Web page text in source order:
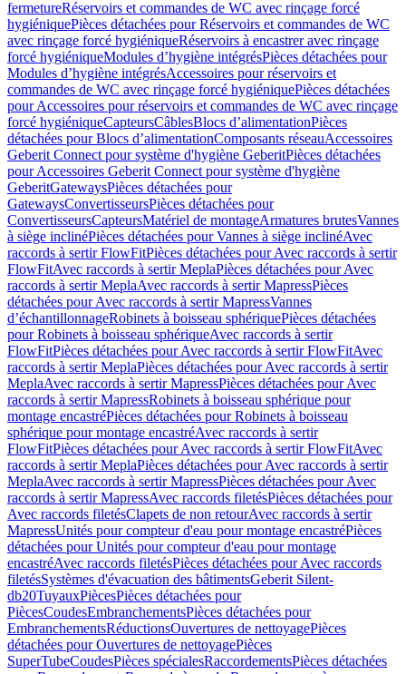
fermetureRéservoirs et commandes de WC avec rinçage forcé
hygiéniquePièces détachées pour Réservoirs et commandes de WC
avec rinçage forcé hygiéniqueRéservoirs à encastrer avec rinçage
forcé hygiéniqueModules d’hygiène intégrésPièces détachées pour
Modules d’hygiène intégrésAccessoires pour réservoirs et
commandes de WC avec rinçage forcé hygiéniquePièces détachées
pour Accessoires pour réservoirs et commandes de WC avec rinçage
forcé hygiéniqueCapteursCâblesBlocs d’alimentationPièces
détachées pour Blocs d’alimentationComposants réseauAccessoires
Geberit Connect pour système d'hygiène GeberitPièces détachées
pour Accessoires Geberit Connect pour système d'hygiène
GeberitGatewaysPièces détachées pour
GatewaysConvertisseursPièces détachées pour
ConvertisseursCapteursMatériel de montageArmatures brutesVannes
à siège inclinéPièces détachées pour Vannes à siège inclinéAvec
raccords à sertir FlowFitPièces détachées pour Avec raccords à sertir
FlowFitAvec raccords à sertir MeplaPièces détachées pour Avec
raccords à sertir MeplaAvec raccords à sertir MapressPièces
détachées pour Avec raccords à sertir MapressVannes
d’échantillonnageRobinets à boisseau sphériquePièces détachées
pour Robinets à boisseau sphériqueAvec raccords à sertir
FlowFitPièces détachées pour Avec raccords à sertir FlowFitAvec
raccords à sertir MeplaPièces détachées pour Avec raccords à sertir
MeplaAvec raccords à sertir MapressPièces détachées pour Avec
raccords à sertir MapressRobinets à boisseau sphérique pour
montage encastréPièces détachées pour Robinets à boisseau
sphérique pour montage encastréAvec raccords à sertir
FlowFitPièces détachées pour Avec raccords à sertir FlowFitAvec
raccords à sertir MeplaPièces détachées pour Avec raccords à sertir
MeplaAvec raccords à sertir MapressPièces détachées pour Avec
raccords à sertir MapressAvec raccords filetésPièces détachées pour
Avec raccords filetésClapets de non retourAvec raccords à sertir
MapressUnités pour compteur d'eau pour montage encastréPièces
détachées pour Unités pour compteur d'eau pour montage
encastréAvec raccords filetésPièces détachées pour Avec raccords
filetésSystèmes d'évacuation des bâtimentsGeberit Silent-
db20TuyauxPiècesPièces détachées pour
PiècesCoudesEmbranchementsPièces détachées pour
EmbranchementsRéductionsOuvertures de nettoyagePièces
détachées pour Ouvertures de nettoyagePièces
SuperTubeCoudesPièces spécialesRaccordementsPièces détachées